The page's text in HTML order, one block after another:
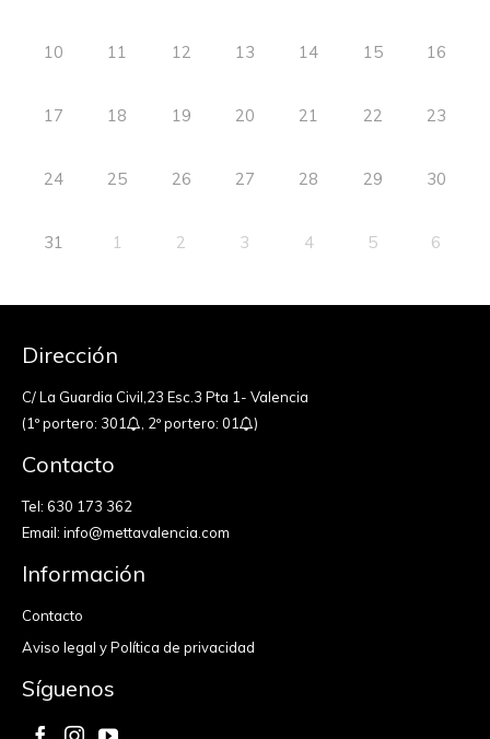
10 11 12 13 14 15 16
17 18 19 20 21 22 23
24 25 26 27 28 29 30
31 1 2 3 4 5 6
Dirección
C/ La Guardia Civil,23 Esc.3 Pta 1- Valencia
(1º portero: 301
, 2º portero: 01 )
Contacto
Tel: 630 173 362
Email: info@mettavalencia.com
Información
Contacto
Aviso legal y Política de privacidad
Síguenos